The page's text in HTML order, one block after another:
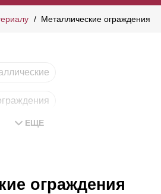
Металлические ограждения
ЕЩЕ
ограждения